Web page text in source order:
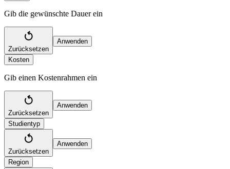
Gib die gewünschte Dauer ein
Zurücksetzen
Anwenden
Kosten
Gib einen Kostenrahmen ein
Zurücksetzen
Anwenden
Studientyp
Zurücksetzen
Anwenden
Region